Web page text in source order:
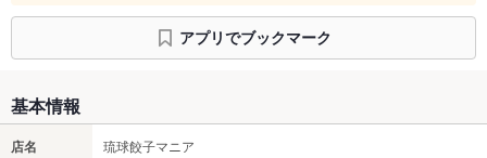
アプリでブックマーク
基本情報
店名 琉球餃子マニア